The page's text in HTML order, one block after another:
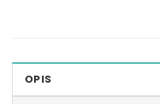
OPIS